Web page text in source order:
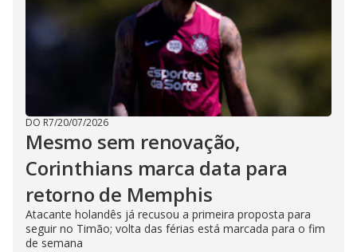
DO R7/20/07/2026
Mesmo sem renovação,
Corinthians marca data para
retorno de Memphis
Atacante holandês já recusou a primeira proposta para
seguir no Timão; volta das férias está marcada para o fim
de semana